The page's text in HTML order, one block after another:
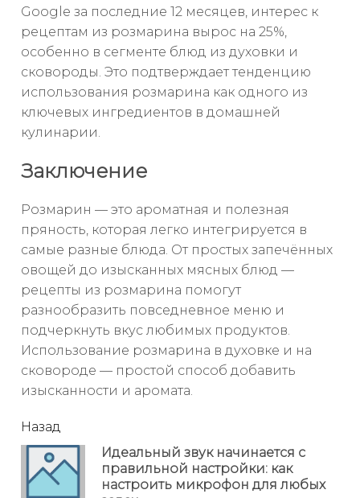
Google за последние 12 месяцев, интерес к
рецептам из розмарина вырос на 25%,
особенно в сегменте блюд из духовки и
сковороды. Это подтверждает тенденцию
использования розмарина как одного из
ключевых ингредиентов в домашней
кулинарии.
Заключение
Розмарин — это ароматная и полезная
пряность, которая легко интегрируется в
самые разные блюда. От простых запечённых
овощей до изысканных мясных блюд —
рецепты из розмарина помогут
разнообразить повседневное меню и
подчеркнуть вкус любимых продуктов.
Использование розмарина в духовке и на
сковороде — простой способ добавить
изысканности и аромата.
читать
еще
Назад
Идеальный звук начинается с
правильной настройки: как
настроить микрофон для любых